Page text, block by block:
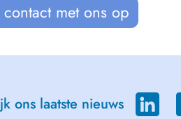
met ons op
ons laatste nieuws